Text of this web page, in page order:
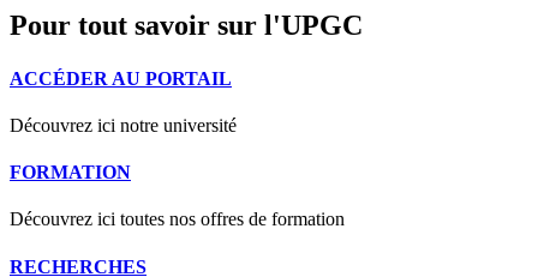
Pour tout savoir sur l'UPGC
ACCÉDER AU PORTAIL
Découvrez ici notre université
FORMATION
Découvrez ici toutes nos offres de formation
RECHERCHES